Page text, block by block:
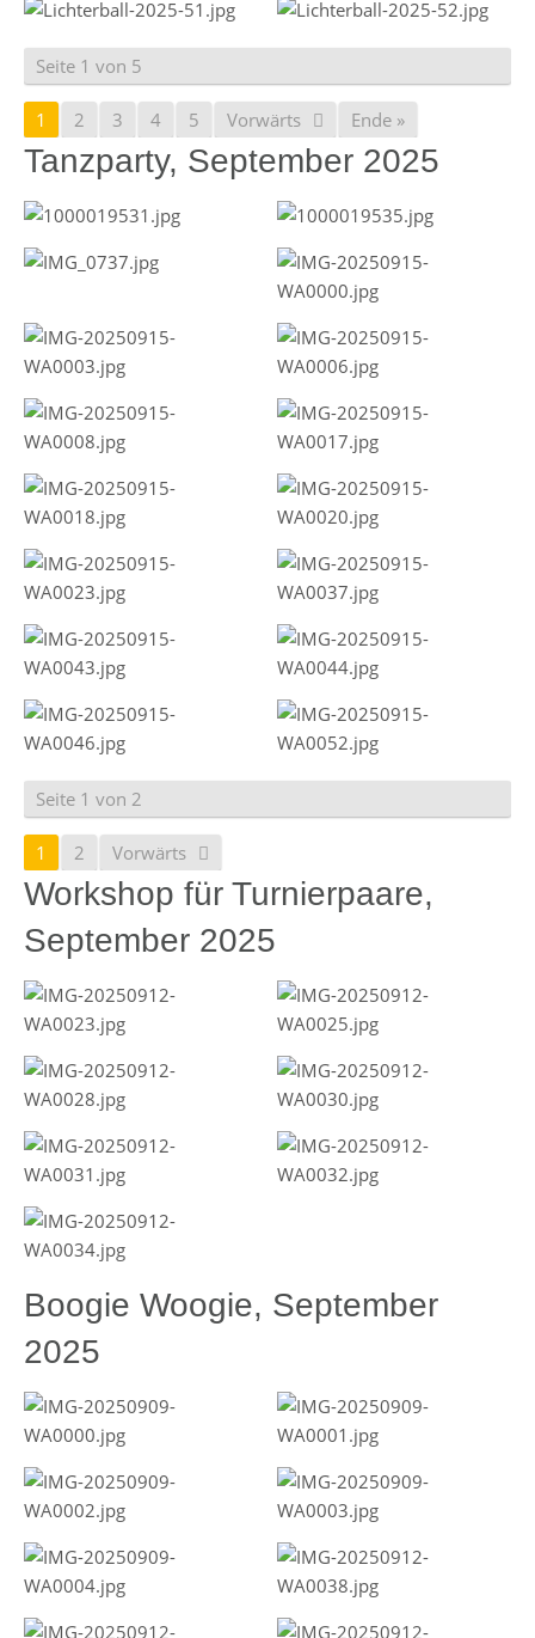
Seite 1 von 5
1 2 3 4 5 Vorwärts Ende »
Tanzparty, September 2025
Seite 1 von 2
1 2 Vorwärts
Workshop für Turnierpaare,
September 2025
Boogie Woogie, September
2025